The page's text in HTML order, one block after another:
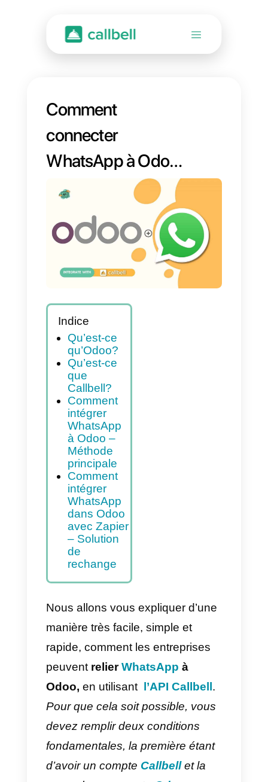
Comment
connecter
WhatsApp à Odoo
| Callbell
Indice
Qu’est-ce
qu’Odoo?
Qu’est-ce
que
Callbell?
Comment
intégrer
WhatsApp
à Odoo –
principale
Comment
intégrer
WhatsApp
dans Odoo
avec Zapier
– Solution
rechange
Nous allons vous expliquer d’une
manière très facile, simple et